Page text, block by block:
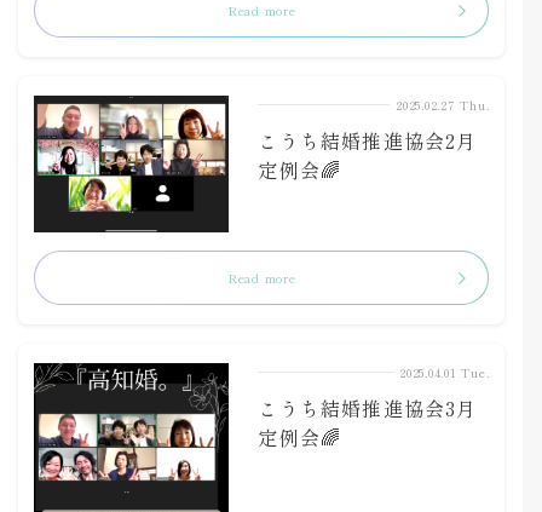
Read more
2025.02.27 Thu.
こうち結婚推進協会2月
定例会🌈
Read more
2025.04.01 Tue.
こうち結婚推進協会3月
定例会🌈